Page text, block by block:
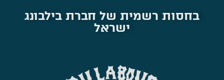
בחסות רשמית של חברת בילבונג
ישראל